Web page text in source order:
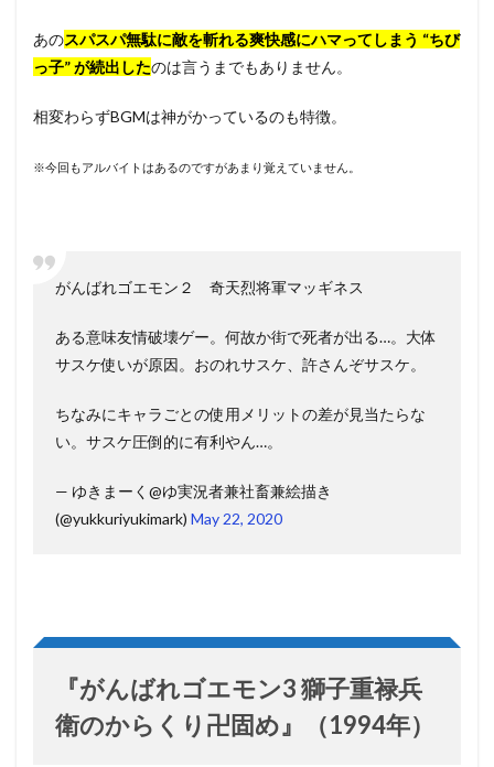
あのスパスパ無駄に敵を斬れる爽快感にハマってしまう “ちび
っ子” が続出したのは言うまでもありません。
相変わらずBGMは神がかっているのも特徴。
※今回もアルバイトはあるのですがあまり覚えていません。
がんばれゴエモン２ 奇天烈将軍マッギネス
ある意味友情破壊ゲー。何故か街で死者が出る…。大体
サスケ使いが原因。おのれサスケ、許さんぞサスケ。
ちなみにキャラごとの使用メリットの差が見当たらな
い。サスケ圧倒的に有利やん…。
— ゆきまーく@ゆ実況者兼社畜兼絵描き
(@yukkuriyukimark) May 22, 2020
『がんばれゴエモン3 獅子重禄兵
衛のからくり卍固め』（1994年）